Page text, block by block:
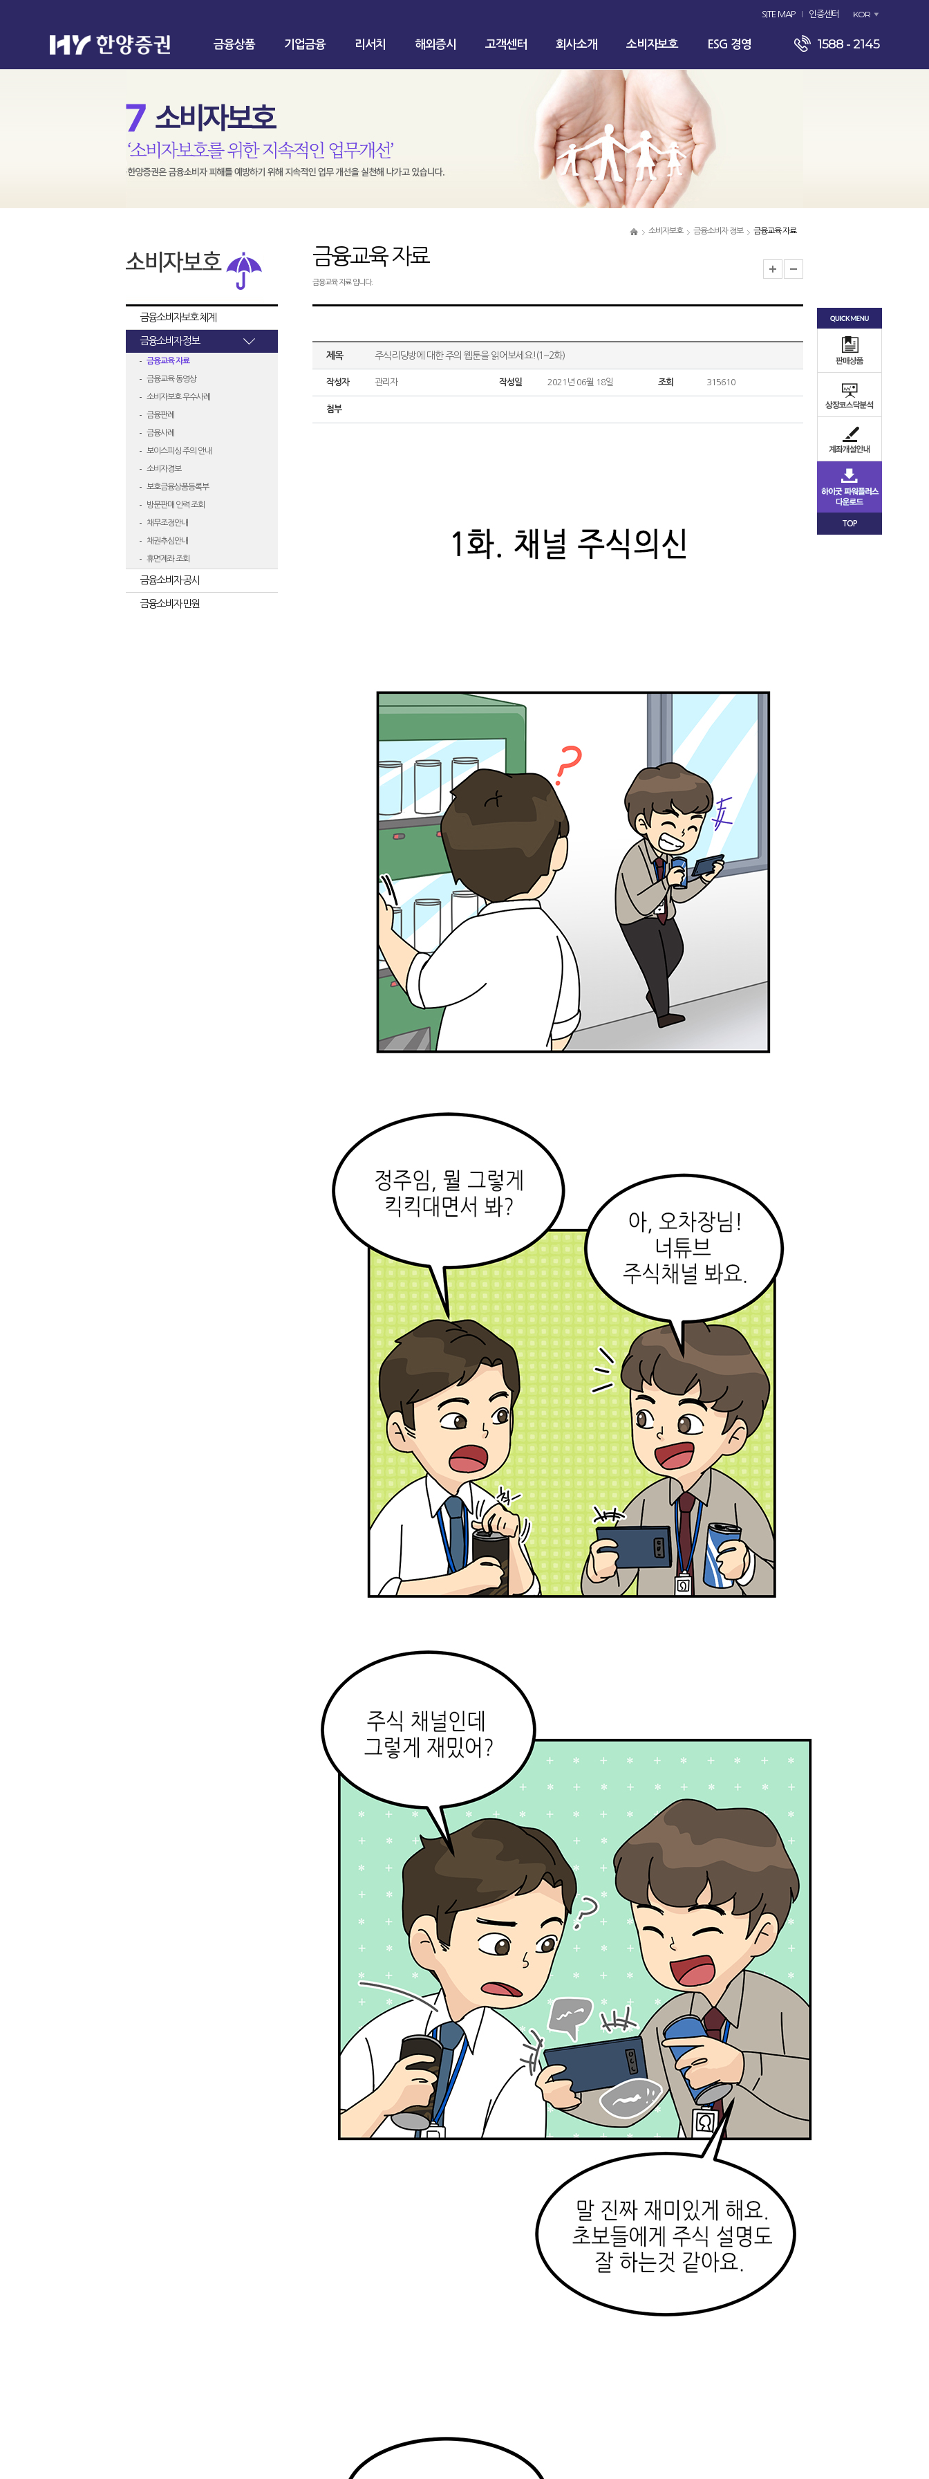
SITE MAP 인증센터 KOR
금융상품 기업금융 리서치 해외증시 고객센터 회사소개 소비자보호 ESG 경영 1588 - 2145
소비자보호 금융소비자 정보 금융교육 자료
금융소비자보호 체계
금융소비자 정보
금융교육 자료
금융교육 동영상
소비자보호 우수사례
금융판례
금융사례
보이스피싱 주의 안내
소비자경보
보호금융상품등록부
방문판매 인력 조회
채무조정안내
채권추심안내
휴면계좌 조회
금융소비자 공시
금융소비자 민원
금융교육 자료
금융교육 자료 입니다.
제목 주식리딩방에 대한 주의 웹툰을 읽어보세요!(1~2화)
작성자 관리자 작성일 2021년 06월 18일 조회 315610
첨부
TOP